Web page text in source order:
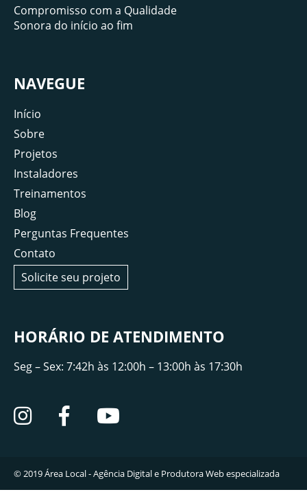
Compromisso com a Qualidade
Sonora do início ao fim
NAVEGUE
Início
Sobre
Projetos
Instaladores
Treinamentos
Blog
Perguntas Frequentes
Contato
Solicite seu projeto
HORÁRIO DE ATENDIMENTO
Seg – Sex: 7:42h às 12:00h – 13:00h às 17:30h
© 2019Área Local - Agência Digital e Produtora Web especializada